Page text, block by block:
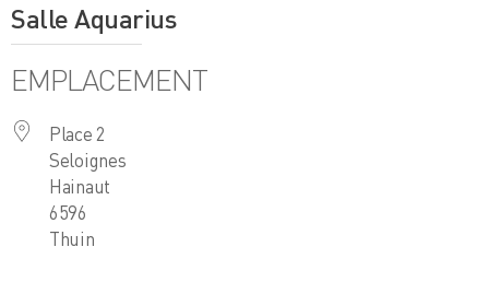
Salle Aquarius
EMPLACEMENT
Place 2
Seloignes
Hainaut
6596
Thuin